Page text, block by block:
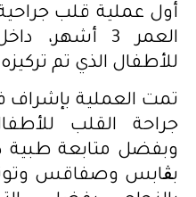
أول عملية قلب
العمر 3
للأطفال الذي تم
تمت العملية
جراحة القلب
وبفضل متابعة
بڨابس وصفاقس